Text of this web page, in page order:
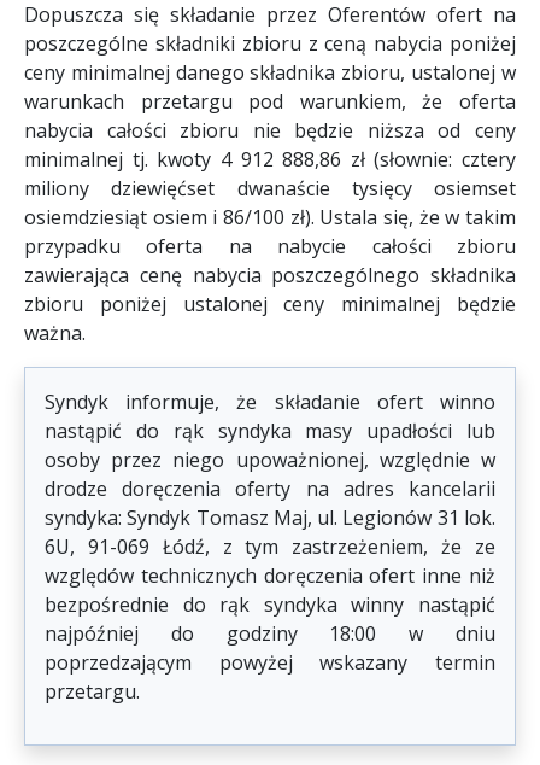
Dopuszcza się składanie przez Oferentów ofert na
poszczególne składniki zbioru z ceną nabycia poniżej
ceny minimalnej danego składnika zbioru, ustalonej w
warunkach przetargu pod warunkiem, że oferta
nabycia całości zbioru nie będzie niższa od ceny
minimalnej tj. kwoty 4 912 888,86 zł (słownie: cztery
miliony dziewięćset dwanaście tysięcy osiemset
osiemdziesiąt osiem i 86/100 zł). Ustala się, że w takim
przypadku oferta na nabycie całości zbioru
zawierająca cenę nabycia poszczególnego składnika
zbioru poniżej ustalonej ceny minimalnej będzie
ważna.
Syndyk informuje, że składanie ofert winno
nastąpić do rąk syndyka masy upadłości lub
osoby przez niego upoważnionej, względnie w
drodze doręczenia oferty na adres kancelarii
syndyka: Syndyk Tomasz Maj, ul. Legionów 31 lok.
6U, 91-069 Łódź, z tym zastrzeżeniem, że ze
względów technicznych doręczenia ofert inne niż
bezpośrednie do rąk syndyka winny nastąpić
najpóźniej do godziny 18:00 w dniu
poprzedzającym powyżej wskazany termin
przetargu.